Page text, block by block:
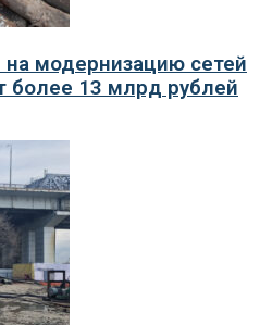
на модернизацию сетей
более 13 млрд рублей